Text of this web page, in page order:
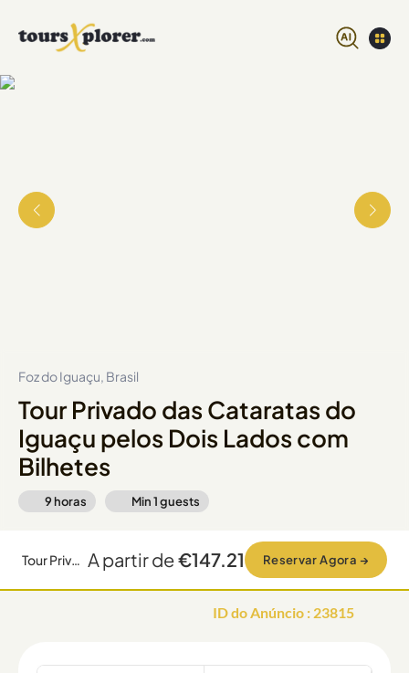
Foz do Iguaçu, Brasil
Tour Privado das Cataratas do
Iguaçu pelos Dois Lados com
Bilhetes
9 horas Min1guests
Tour Privado das Cataratas do Iguaçu pelos Dois Lados com Bilhetes A partir de€147.21 Reservar Agora →
ID do Anúncio : 23815